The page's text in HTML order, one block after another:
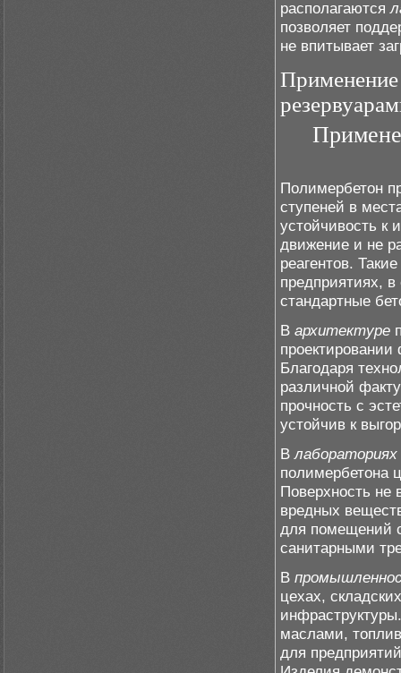
располагаются
позволяет
не впитывает
Применение
Полимербетон
ступеней в
устойчивость к
движение и не
реагентов.
предприятиях,
стандартные
В архитектуре
Благодаря
различной
прочность с
устойчив к
Влабораториях
полимербетона
Поверхность не
вредных
для помещений
санитарными
В
цехах,
маслами,
для